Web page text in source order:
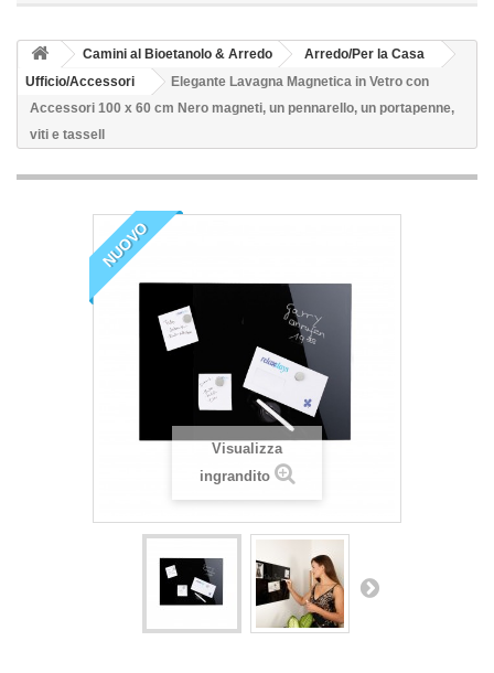
Camini al Bioetanolo & Arredo
Arredo/Per la Casa
Ufficio/Accessori
Elegante Lavagna Magnetica in Vetro con
Accessori 100 x 60 cm Nero magneti, un pennarello, un portapenne,
viti e tassell
NUOVO
Visualizza
ingrandito